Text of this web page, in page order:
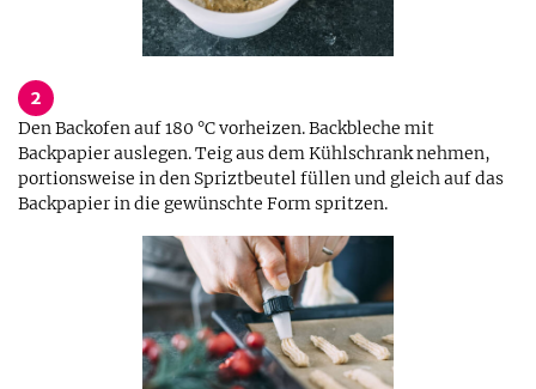
2
Den Backofen auf 180 °C vorheizen. Backbleche mit
Backpapier auslegen. Teig aus dem Kühlschrank nehmen,
portionsweise in den Spriztbeutel füllen und gleich auf das
Backpapier in die gewünschte Form spritzen.